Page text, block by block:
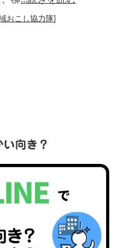
おこし協力隊]
向き？